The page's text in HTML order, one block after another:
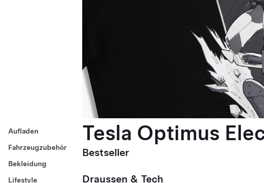
Aufladen
Fahrzeugzubehör
Bekleidung
Lifestyle
Tesla Optimus
Bestseller
Draussen & Tech